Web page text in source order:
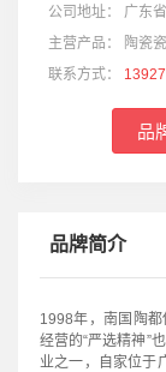
公司地址：
广东
主营产品：
陶瓷
联系方式：
品
品牌简介
1998年，南国陶
经营的“严选精神”
业之一，自家位于